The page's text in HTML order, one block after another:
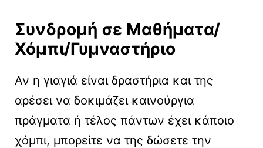
Συνδρομή σε Μαθήματα/
Χόμπι/Γυμναστήριο
Αν η γιαγιά είναι δραστήρια και της
αρέσει να δοκιμάζει καινούργια
πράγματα ή τέλος πάντων έχει κάποιο
χόμπι, μπορείτε να της δώσετε την